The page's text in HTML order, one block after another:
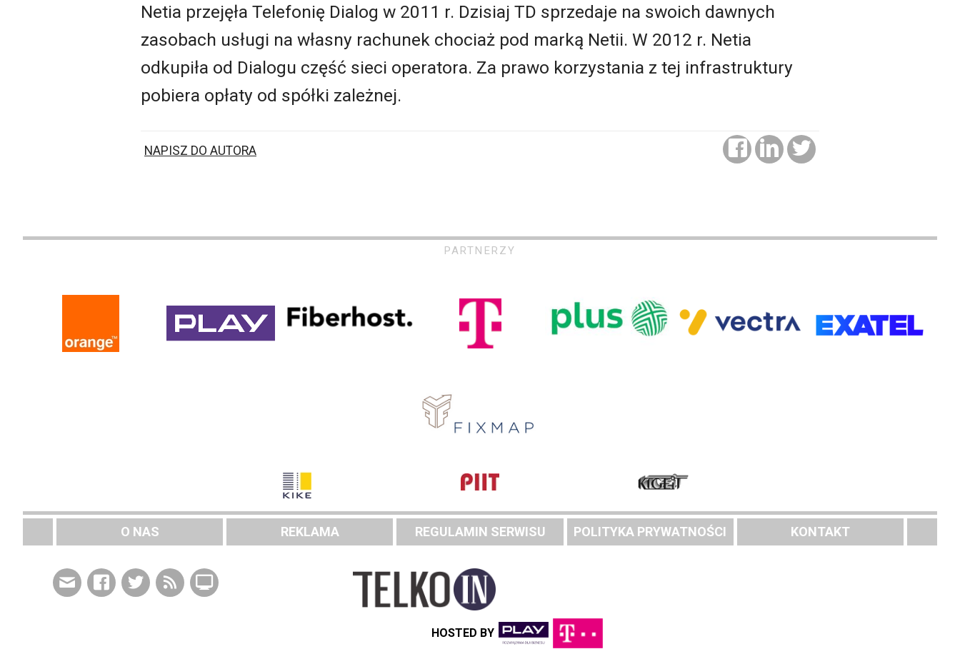
Netia przejęła Telefonię Dialog w 2011 r. Dzisiaj TD sprzedaje na swoich dawnych
zasobach usługi na własny rachunek chociaż pod marką Netii. W 2012 r. Netia
odkupiła od Dialogu część sieci operatora. Za prawo korzystania z tej infrastruktury
pobiera opłaty od spółki zależnej.
NAPISZ DO AUTORA
PARTNERZY
O NAS REKLAMA REGULAMIN SERWISU POLITYKA PRYWATNOŚCI KONTAKT
HOSTED BY